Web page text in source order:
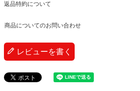
返品特約について
商品についてのお問い合わせ
レビューを書く